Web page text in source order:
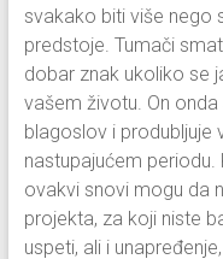
svakako biti više nego
predstoje. Tumači
dobar znak ukoliko se
vašem životu. On
blagoslov i produbljuje
nastupajućem periodu.
ovakvi snovi mogu da
projekta, za koji niste
uspeti, ali i